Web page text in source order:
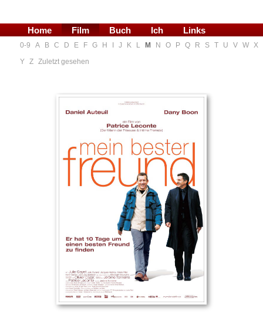
Home Film Buch Ich Links
0-9 A B C D E F G H J K L M N O P Q R S T U V W X
Y Z Zuletzt gesehen